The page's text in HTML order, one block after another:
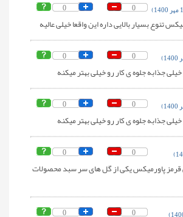
0 0
تنوع بسیار بالایی داره این واقعا خیلی عالیه
0 0
جذابه جلوه ی کار رو خیلی بهتر میکنه
0 0
جذابه جلوه ی کار رو خیلی بهتر میکنه
0 0
پاورمیکس یکی از گل های سر سبد محصولات
0 0